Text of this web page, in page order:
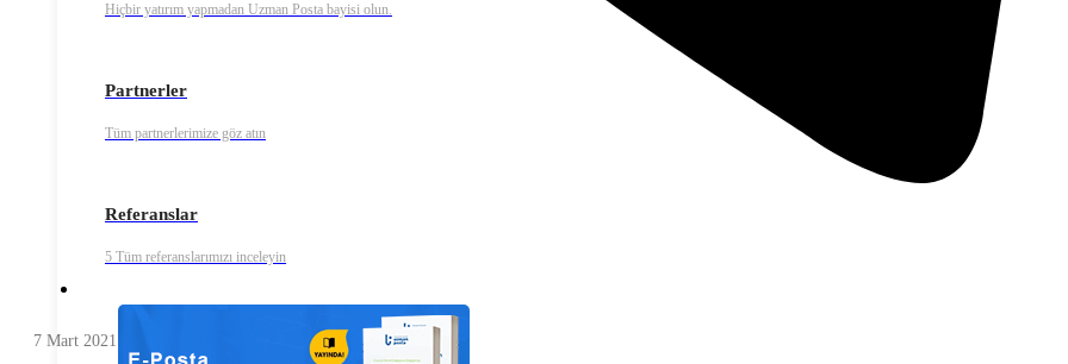
Hiçbir yatırım yapmadan Uzman Posta bayisi olun.
Partnerler
Tüm partnerlerimize göz atın
Referanslar
5 Tüm referanslarımızı inceleyin
7 Mart 2021